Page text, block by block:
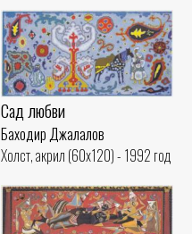
Сад любви
Баходир Джалалов
Холст, акрил (60x120) - 1992 год